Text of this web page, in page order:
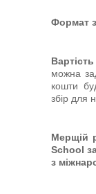
Формат
можна
кошти
збір для
Мерщій
School
з